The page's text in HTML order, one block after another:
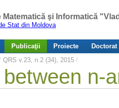
Matematică şi Informatică
Stat din Moldova
Publicaţii Proiecte
Doctorat
QRS v.23, n.2 (34), 2015 /
n-